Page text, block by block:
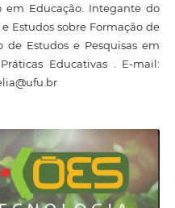
em Educação. Integante do
Estudos sobre Formação de
de Estudos e Pesquisas em
Educativas . E-mail: